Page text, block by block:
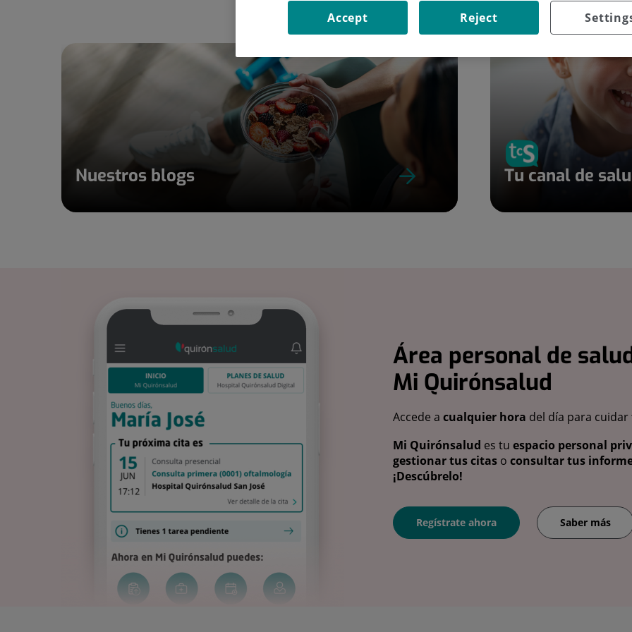
Nuestros blogs Tu canal de
Área personal de
Mi Quirónsalud
Accede a cualquier hora del día para cuidar
Mi Quirónsalud es tu espacio personal
gestionar tus citas o consultar tus
¡Descúbrelo!
Regístrate ahora Saber más
Reject
Accept